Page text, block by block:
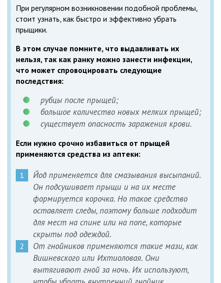
При регулярном возникновении подобной проблемы,
стоит узнать, как быстро и эффективно убрать
прыщики.
В этом случае помните, что выдавливать их
нельзя, так как ранку можно занести инфекции,
что может спровоцировать следующие
последствия:
рубцы после прыщей;
большое количество новых мелких прыщей;
существует опасность заражения крови.
Если нужно срочно избавиться от прыщей
применяются средства из аптеки:
Йод применяется для смазывания высыпаний.
Он подсушивает прыщи и на их месте
формируется корочка. Но такое средство
оставляет следы, поэтому больше подходит
для мест на спине или на попе, которые
скрыты под одеждой.
От гнойников применяются такие мази, как
Вишневского или Ихтиоловая. Они
вытягивают гной за ночь. Их используют,